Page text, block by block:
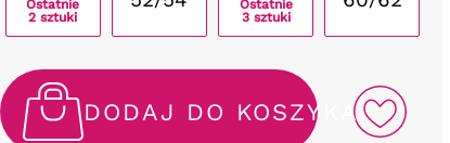
Ostatnie
2 sztuki
Ostatnie
3 sztuki
DODAJ DO KOSZYKA